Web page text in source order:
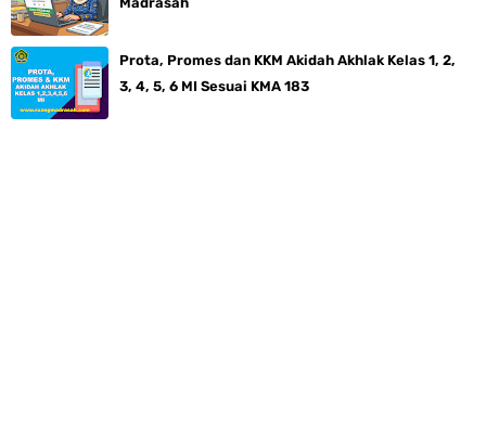
Prota, Promes dan KKM Akidah Akhlak Kelas 1, 2,
3, 4, 5, 6 MI Sesuai KMA 183